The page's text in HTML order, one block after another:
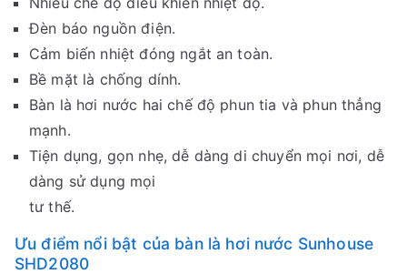
Đèn báo nguồn điện.
Cảm biến nhiệt đóng ngắt an toàn.
Bề mặt là chống dính.
Bàn là hơi nước hai chế độ phun tia và phun thẳng
mạnh.
Tiện dụng, gọn nhẹ, dễ dàng di chuyển mọi nơi, dễ
dàng sử dụng mọi
tư thế.
Ưu điểm nổi bật của bàn là hơi nước Sunhouse
SHD2080